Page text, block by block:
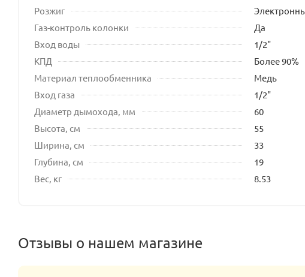
Розжиг
Газ-контроль колонки
Да
Вход воды
1/2"
КПД
Более 90%
Материал теплообменника
Медь
Вход газа
1/2"
Диаметр дымохода, мм
60
Высота, см
55
Ширина, см
33
Глубина, см
19
Вес, кг
8.53
Отзывы о нашем магазине